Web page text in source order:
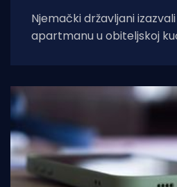
Njemački državljani
apartmanu u obiteljskoj